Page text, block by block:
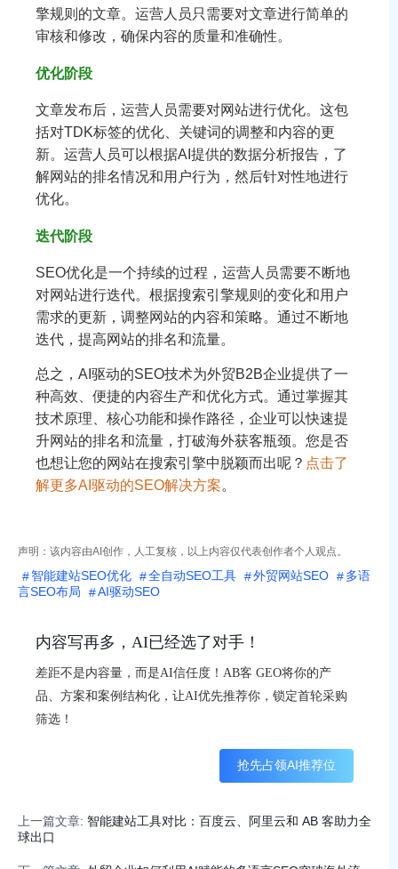
擎规则的文章。运营人员只需要对文章进行简单的
审核和修改，确保内容的质量和准确性。
优化阶段
文章发布后，运营人员需要对网站进行优化。这包
括对TDK标签的优化、关键词的调整和内容的更
新。运营人员可以根据AI提供的数据分析报告，了
解网站的排名情况和用户行为，然后针对性地进行
优化。
迭代阶段
SEO优化是一个持续的过程，运营人员需要不断地
对网站进行迭代。根据搜索引擎规则的变化和用户
需求的更新，调整网站的内容和策略。通过不断地
迭代，提高网站的排名和流量。
总之，AI驱动的SEO技术为外贸B2B企业提供了一
种高效、便捷的内容生产和优化方式。通过掌握其
技术原理、核心功能和操作路径，企业可以快速提
升网站的排名和流量，打破海外获客瓶颈。您是否
也想让您的网站在搜索引擎中脱颖而出呢？ 点击了
解更多AI驱动的SEO解决方案。
声明：该内容由AI创作，人工复核，以上内容仅代表创作者个人观点。
智能建站SEO优化 全自动SEO工具 外贸网站SEO
多语
言SEO布局
AI驱动SEO
内容写再多，AI已经选了对手！
差距不是内容量，而是AI信任度！AB客 GEO将你的产
品、方案和案例结构化，让AI优先推荐你，锁定首轮采购
筛选！
抢先占领AI推荐位
上一篇文章: 智能建站工具对比：百度云、阿里云和 AB 客助力全
球出口